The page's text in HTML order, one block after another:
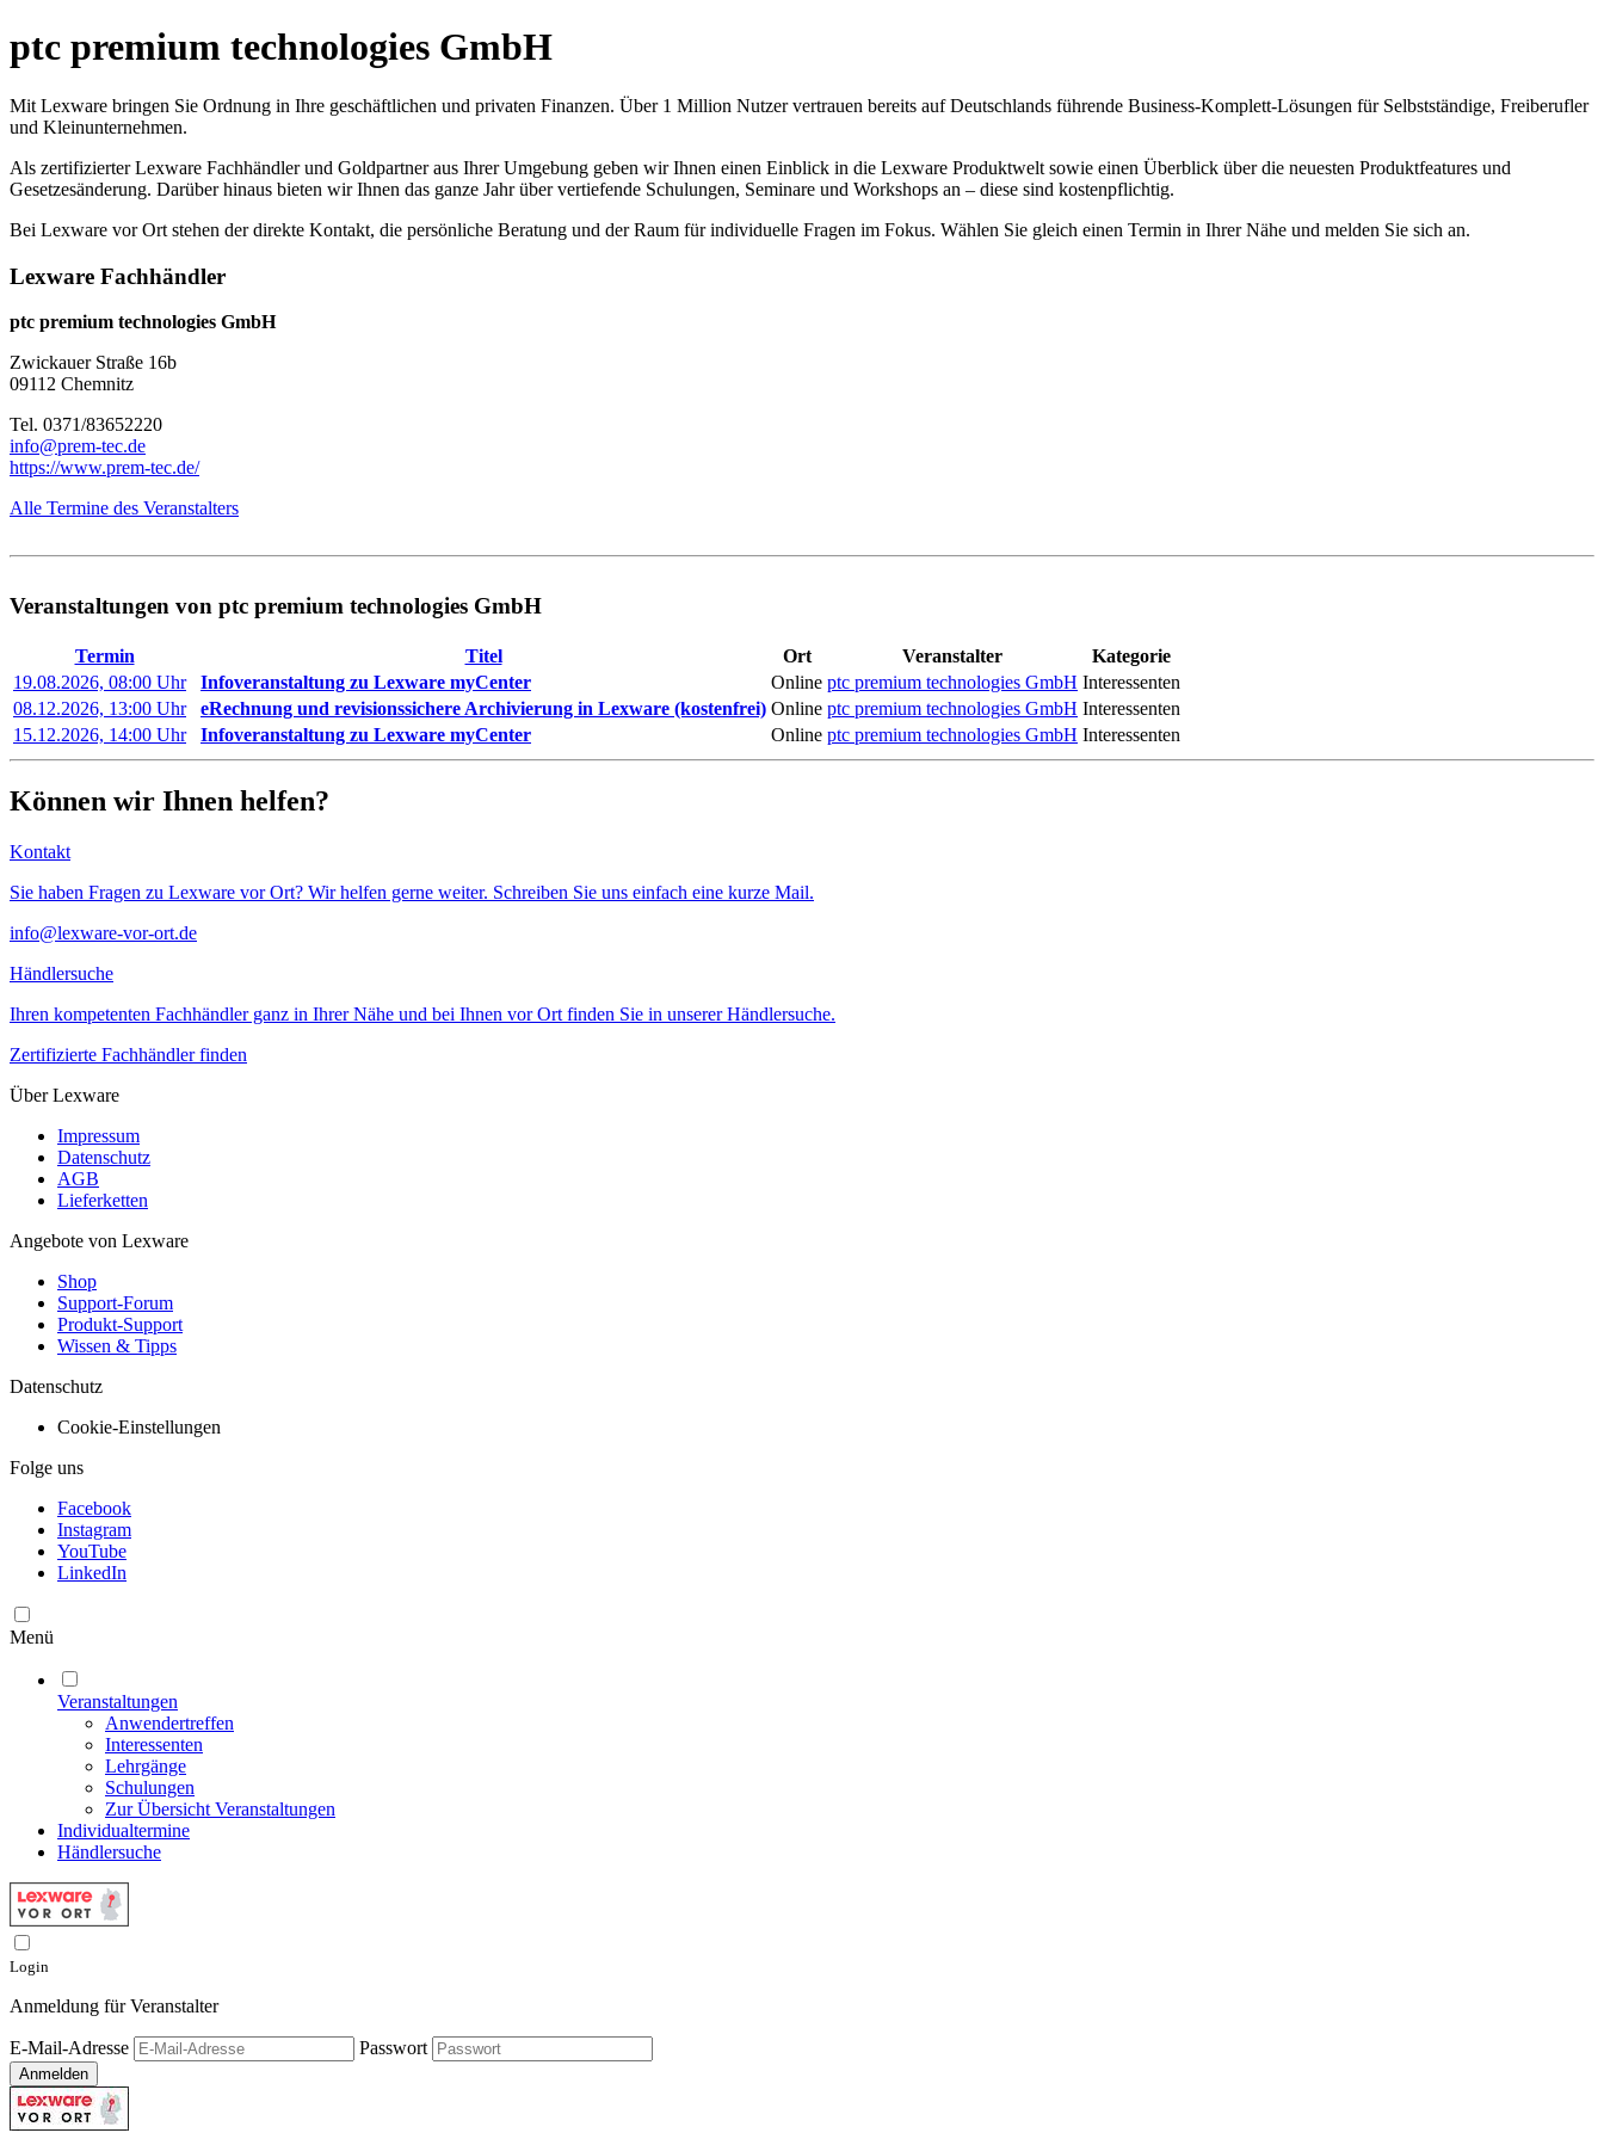
ptc premium technologies GmbH
Mit Lexware bringen Sie Ordnung in Ihre geschäftlichen und privaten Finanzen. Über 1 Million Nutzer vertrauen bereits auf Deutschlands führende Business-Komplett-Lösungen für Selbstständige, Freiberufler
und Kleinunternehmen.
Als zertifizierter Lexware Fachhändler und Goldpartner aus Ihrer Umgebung geben wir Ihnen einen Einblick in die Lexware Produktwelt sowie einen Überblick über die neuesten Produktfeatures und
Gesetzesänderung. Darüber hinaus bieten wir Ihnen das ganze Jahr über vertiefende Schulungen, Seminare und Workshops an – diese sind kostenpflichtig.
Bei Lexware vor Ort stehen der direkte Kontakt, die persönliche Beratung und der Raum für individuelle Fragen im Fokus. Wählen Sie gleich einen Termin in Ihrer Nähe und melden Sie sich an.
Lexware Fachhändler
ptc premium technologies GmbH
Zwickauer Straße 16b
09112 Chemnitz
Tel. 0371/83652220
info@prem-tec.de
https://www.prem-tec.de/
Alle Termine des Veranstalters
Veranstaltungen von ptc premium technologies GmbH
Termin Titel Ort Veranstalter
Kategorie
19.08.2026, 08:00 Uhr
Infoveranstaltung zu Lexware myCenter Online ptc premium technologies GmbH Interessenten
08.12.2026, 13:00 Uhr
eRechnung und revisionssichere Archivierung in Lexware (kostenfrei) Online ptc premium technologies GmbH Interessenten
15.12.2026, 14:00 Uhr
Infoveranstaltung zu Lexware myCenter Online ptc premium technologies GmbH Interessenten
Können wir Ihnen helfen?
Kontakt
Sie haben Fragen zu Lexware vor Ort? Wir helfen gerne weiter. Schreiben Sie uns einfach eine kurze Mail.
info@lexware-vor-ort.de
Händlersuche
Ihren kompetenten Fachhändler ganz in Ihrer Nähe und bei Ihnen vor Ort finden Sie in unserer Händlersuche.
Zertifizierte Fachhändler finden
Über Lexware
Impressum
Datenschutz
AGB
Lieferketten
Angebote von Lexware
Shop
Support-Forum
Produkt-Support
Wissen & Tipps
Datenschutz
Cookie-Einstellungen
Folge uns
Facebook
Instagram
YouTube
LinkedIn
Menü
Veranstaltungen
Anwendertreffen
Interessenten
Lehrgänge
Schulungen
Zur Übersicht Veranstaltungen
Individualtermine
Händlersuche
Login
Anmeldung für Veranstalter
E-Mail-Adresse Passwort
Anmelden